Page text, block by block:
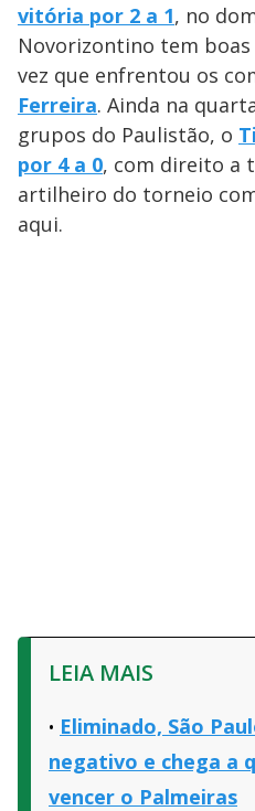
vitória por 2 a 1, no
Novorizontino tem
vez que enfrentou os
Ferreira. Ainda na
grupos do Paulistão, o
por 4 a 0, com direito a
artilheiro do torneio
aqui.
LEIA MAIS
Eliminado, São
negativo e chega a
vencer o Palmeiras